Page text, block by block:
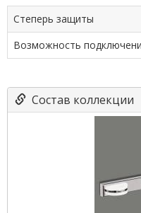
Степерь защиты
Возможность
Состав коллекции